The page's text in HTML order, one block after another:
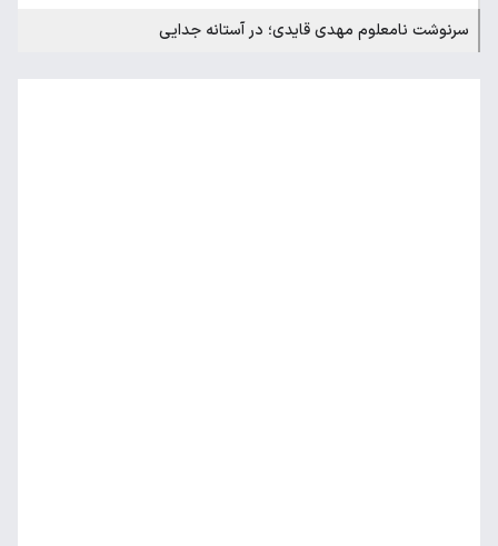
سرنوشت نامعلوم مهدی قایدی؛ در آستانه جدایی